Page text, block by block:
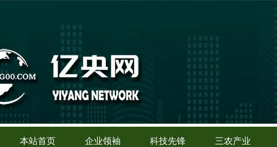
本站首页 企业领袖 科技先锋 三农产业